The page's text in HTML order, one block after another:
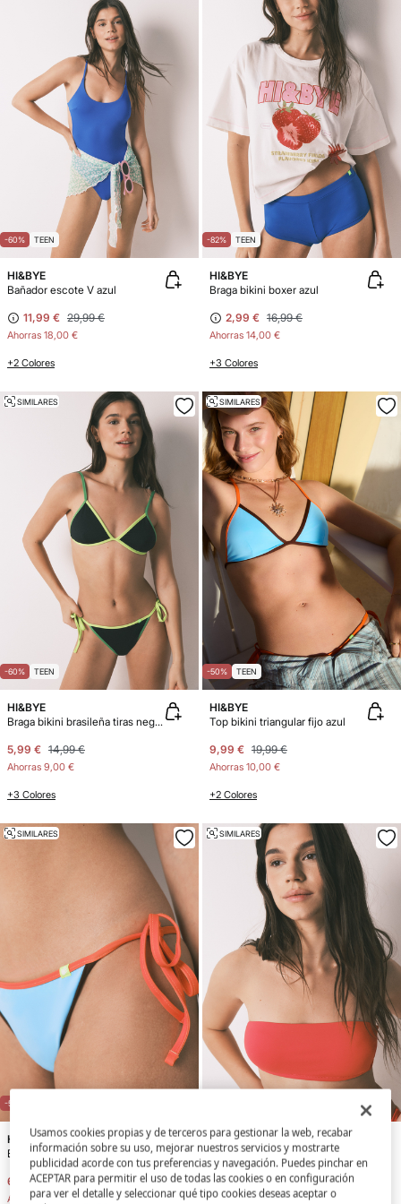
-60% TEEN
HI&BYE
Bañador escote V azul
11,99 € 29,99 €
Ahorras 18,00 €
+2 Colores
-82% TEEN
HI&BYE
Braga bikini boxer azul
2,99 € 16,99 €
Ahorras 14,00 €
+3 Colores
-60% TEEN
SIMILARES
HI&BYE
Braga bikini brasileña tiras negra
5,99 € 14,99 €
Ahorras 9,00 €
+3 Colores
-50% TEEN
SIMILARES
HI&BYE
Top bikini triangular fijo azul
9,99 € 19,99 €
Ahorras 10,00 €
+2 Colores
-53%
SIMILARES
HI&BYE
Braga bikini brasileña tiras azul
6,99 € 14,99 €
Ahorras 8,00 €
SIMILARES
HI&BYE
Top bikini bandeau liso rojo
5,99 € 19,99 €
Ahorras14,00 €
Usamos cookies propias y de terceros para gestionar la web, recabar
información sobre su uso, mejorar nuestros servicios y mostrarte
publicidad acorde con tus preferencias y navegación. Puedes pinchar en
ACEPTAR para permitir el uso de todas las cookies o en configuración
para ver el detalle y seleccionar qué tipo cookies deseas aceptar o